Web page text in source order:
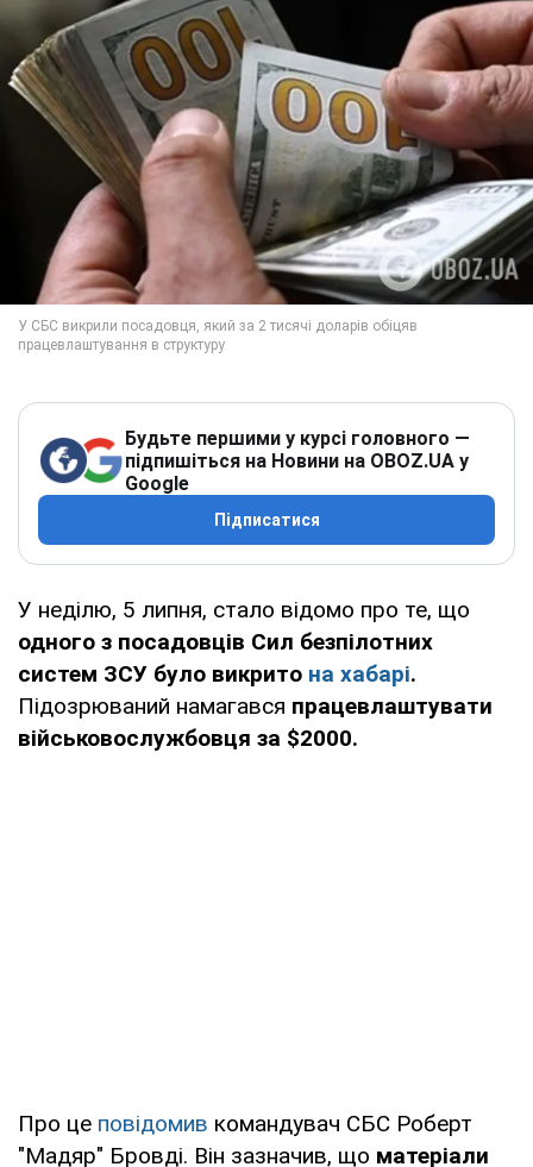
Будьте першими у курсі головного —
підпишіться на Новини на OBOZ.UA у
Google
Підписатися
У неділю, 5 липня, стало відомо про те, що
одного з посадовців Сил безпілотних
систем ЗСУ було викрито на хабарі.
Підозрюваний намагався працевлаштувати
військовослужбовця за $2000.
Про це повідомив командувач СБС Роберт
"Мадяр" Бровді. Він зазначив, що матеріали